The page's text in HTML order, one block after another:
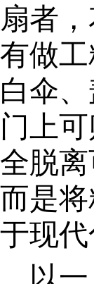
者
做
伞
上
脱
是
现